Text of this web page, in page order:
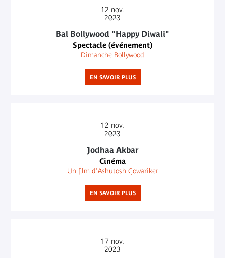
12 nov.
2023
Bal Bollywood "Happy Diwali"
Spectacle (événement)
Dimanche Bollywood
EN SAVOIR PLUS
12 nov.
2023
Jodhaa Akbar
Cinéma
Un film d'Ashutosh Gowariker
EN SAVOIR PLUS
17 nov.
2023